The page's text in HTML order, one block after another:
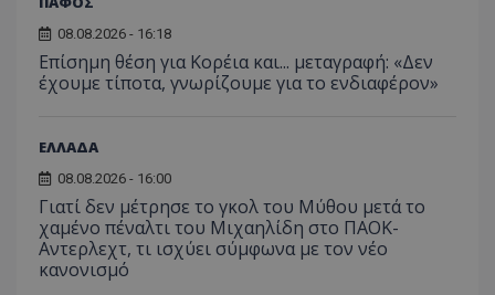
08.08.2026 - 16:18
Επίσημη θέση για Κορέια και... μεταγραφή: «Δεν
έχουμε τίποτα, γνωρίζουμε για το ενδιαφέρον»
ΕΛΛΑΔΑ
08.08.2026 - 16:00
Γιατί δεν μέτρησε το γκολ του Μύθου μετά το
χαμένο πέναλτι του Μιχαηλίδη στο ΠΑΟΚ-
Αντερλεχτ, τι ισχύει σύμφωνα με τον νέο
κανονισμό